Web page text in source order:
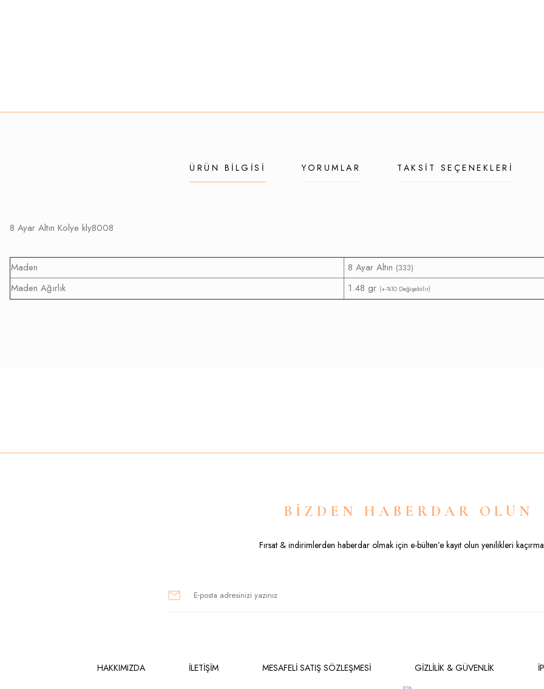
ÜRÜN BILGISI YORUMLAR TAKSIT SEÇENEKLERI
8 Ayar Altın Kolye kly8008
Maden 8 Ayar Altın (333)
Maden Ağırlık 1.48 gr (+-%10 Değişebilir)
BİZDEN HABERDAR OLUN
Fırsat & indirimlerden haberdar olmak için e-bülten’e kayıt olun yenilikleri
HAKKIMIZDA İLETİŞİM MESAFELİ SATIŞ SÖZLEŞMESİ GİZLİLİK & GÜVENLİK